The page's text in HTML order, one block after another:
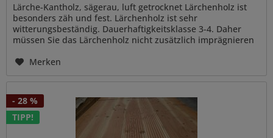
Lärche-Kantholz, sägerau, luft getrocknet Lärchenholz ist
besonders zäh und fest. Lärchenholz ist sehr
witterungsbeständig. Dauerhaftigkeitsklasse 3-4. Daher
müssen Sie das Lärchenholz nicht zusätzlich imprägnieren
Merken
- 28 %
TIPP!